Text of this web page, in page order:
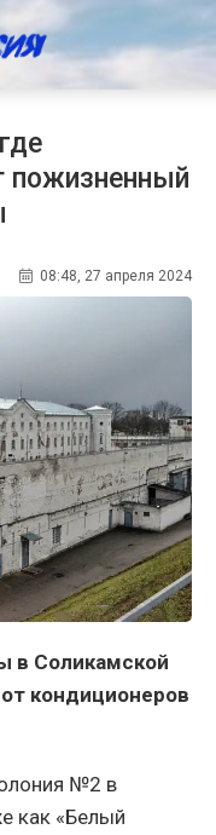
пожизненный
08:48, 27 апреля 2024
в Соликамской
кондиционеров
№2 в
как «Белый